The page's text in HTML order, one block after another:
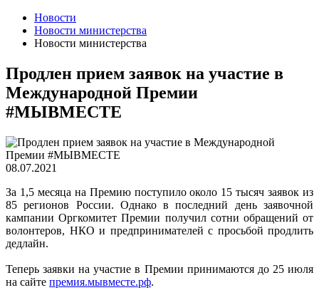
Новости
Новости министерства
Новости министерства
Продлен прием заявок на участие в
Международной Премии
#МЫВМЕСТЕ
08.07.2021
За 1,5 месяца на Премию поступило около 15 тысяч заявок из
85 регионов России. Однако в последний день заявочной
кампании Оргкомитет Премии получил сотни обращений от
волонтеров, НКО и предпринимателей с просьбой продлить
дедлайн.
Теперь заявки на участие в Премии принимаются до 25 июля
на сайте премия.мывместе.рф.